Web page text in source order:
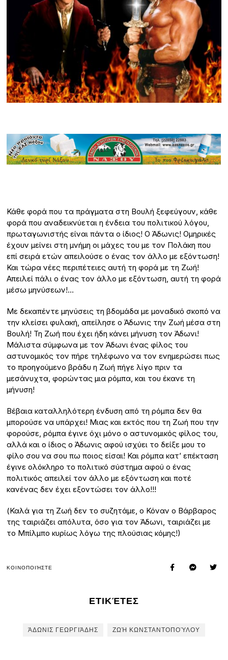
Κάθε φορά που τα πράγματα στη Βουλή ξεφεύγουν, κάθε
φορά που αναδεικνύεται η ένδεια του πολιτικού λόγου,
πρωταγωνιστής είναι πάντα ο ίδιος! Ο Άδωνις! Ομηρικές
έχουν μείνει στη μνήμη οι μάχες του με τον Πολάκη που
επί σειρά ετών απειλούσε ο ένας τον άλλο με εξόντωση!
Και τώρα νέες περιπέτειες αυτή τη φορά με τη Ζωή!
Απειλεί πάλι ο ένας τον άλλο με εξόντωση, αυτή τη φορά
μέσω μηνύσεων!…
Με δεκαπέντε μηνύσεις τη βδομάδα με μοναδικό σκοπό να
την κλείσει φυλακή, απείλησε ο Άδωνις την Ζωή μέσα στη
Βουλή! Τη Ζωή που έχει ήδη κάνει μήνυση τον Άδωνι!
Μάλιστα σύμφωνα με τον Άδωνι ένας φίλος του
αστυνομικός τον πήρε τηλέφωνο να τον ενημερώσει πως
το προηγούμενο βράδυ η Ζωή πήγε λίγο πριν τα
μεσάνυχτα, φορώντας μια ρόμπα, και του έκανε τη
μήνυση!
Βέβαια καταλληλότερη ένδυση από τη ρόμπα δεν θα
μπορούσε να υπάρχει! Μιας και εκτός που τη Ζωή που την
φορούσε, ρόμπα έγινε όχι μόνο ο αστυνομικός φίλος του,
αλλά και ο ίδιος ο Άδωνις αφού ισχύει το δείξε μου το
φίλο σου να σου πω ποιος είσαι! Και ρόμπα κατ’ επέκταση
έγινε ολόκληρο το πολιτικό σύστημα αφού ο ένας
πολιτικός απειλεί τον άλλο με εξόντωση και ποτέ
κανένας δεν έχει εξοντώσει τον άλλο!!!
(Καλά για τη Ζωή δεν το συζητάμε, ο Κόναν ο Βάρβαρος
της ταιριάζει απόλυτα, όσο για τον Άδωνι, ταιριάζει με
το Μπίλμπο κυρίως λόγω της πλούσιας κόμης!)
ΚΟΙΝΟΠΟΙΉΣΤΕ
ΕΤΙΚΈΤΕΣ
ΆΔΩΝΙΣ ΓΕΩΡΓΙΆΔΗΣ ΖΩΉ ΚΩΝΣΤΑΝΤΟΠΟΎΛΟΥ